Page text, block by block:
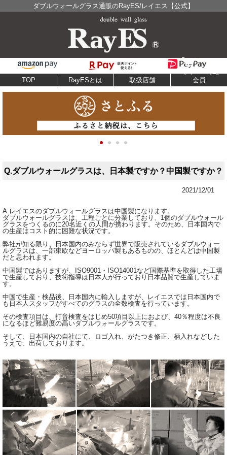
ダブルウォールグラス通販のRayES/レイエス【公式】
TOP RayESとは 取扱店舗 会員
Q.ダブルウォールグラスは、日本製ですか？中国製ですか？
2021/12/01
A.レイエスのダブルウォールグラスは中国製になります。
ダブルウォールグラスは、工程ごとに分業しており、1個のダブルウォール
グラスをつくるのに20名近くの人間が携わります。そのため、日本国内で
の生産はコスト的に困難な状況です。
弊社が知る限り、日本国内のみならず世界で販売されているダブルウォー
ルグラスは、一部東欧などヨーロッパ製もあるものの、ほとんどは中国製
だと思われます。
中国製ではありますが、ISO9001・ISO14001など国際基準を取得した工場
で生産しており、技術指導は日本人が行っており日本品質で生産していま
す。
中国で生産・検品後、日本国内に輸入しますが、レイエスでは日本国内で
も日本人スタッフがすべてのグラスの全数検査を行っています。
その検査項目は、打音検査をはじめ50項目以上におよび、40％程度は不良
になるほど難易度の高いダブルウォールグラスです。
そして、日本国内の自社にて、ロゴ入れ、がたつき修正、柄入れなどした
うえで、出荷しております。